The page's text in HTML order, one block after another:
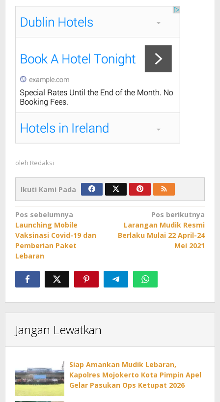
oleh Redaksi
Ikuti Kami Pada
Navigasi
pos
Pos sebelumnya
Launching Mobile
Vaksinasi Covid-19 dan
Pemberian Paket
Lebaran
Pos berikutnya
Larangan Mudik Resmi
Berlaku Mulai 22 April-24
Mei 2021
Jangan Lewatkan
Siap Amankan Mudik Lebaran,
Kapolres Mojokerto Kota Pimpin Apel
Gelar Pasukan Ops Ketupat 2026